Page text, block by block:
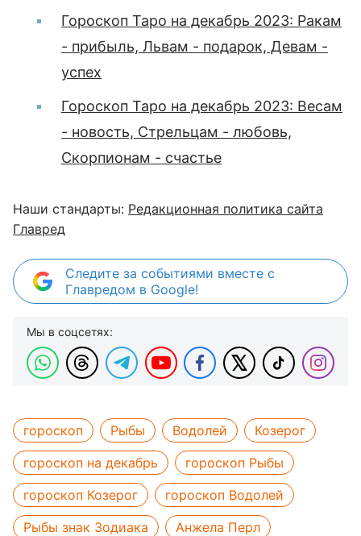
Гороскоп Таро на декабрь 2023: Ракам
- прибыль, Львам - подарок, Девам -
успех
Гороскоп Таро на декабрь 2023: Весам
- новость, Стрельцам - любовь,
Скорпионам - счастье
Наши стандарты: Редакционная политика сайта
Главред
Следите за событиями вместе с
Главредом в Google!
Мы в соцсетях:
гороскоп Рыбы Водолей
Козерог
гороскоп на декабрь
гороскоп Рыбы
гороскоп Козерог
гороскоп Водолей
Рыбы знак Зодиака
Анжела Перл